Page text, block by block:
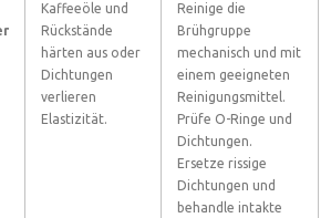
Kaffeeöle und
Rückstände
härten aus oder
Dichtungen
verlieren
Elastizität.
Reinige die
Brühgruppe
mechanisch und mit
einem geeigneten
Reinigungsmittel.
Prüfe O-Ringe und
Dichtungen.
Ersetze rissige
Dichtungen und
behandle intakte